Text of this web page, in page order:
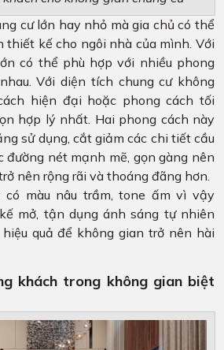
cư lớn hay nhỏ mà gia chủ có thể
thiết kế cho ngôi nhà của mình. Với
có thể phù hợp với nhiều phong
Với diện tích chung cư không
hiện đại hoặc phong cách tối
hợp lý nhất. Hai phong cách này
sử dụng, cắt giảm các chi tiết cầu
đường nét mạnh mẽ, gọn gàng nên
nên rộng rãi và thoáng đãng hơn.
màu nâu trầm, tone ấm vì vậy
mở, tận dụng ánh sáng tự nhiên
quả để không gian trở nên hài
khách trong không gian biệt